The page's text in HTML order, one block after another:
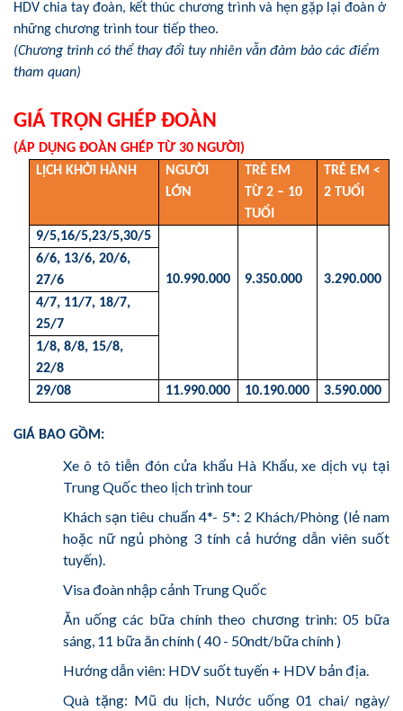
HDV chia tay đoàn, kết thúc chương trình và hẹn gặp lại đoàn ở
những chương trình tour tiếp theo.
(Chương trình có thể thay đổi tuy nhiên vẫn đảm bảo các điểm
tham quan)
GIÁ TRỌN GHÉP ĐOÀN
(ÁP DỤNG ĐOÀN GHÉP TỪ 30 NGƯỜI)
LỊCH KHỞI HÀNH
NGƯỜI
LỚN
TRẺ EM
TỪ 2 – 10
TUỔI
TRẺ EM <
2 TUỔI
9/5,16/5,23/5,30/5
10.990.000 9.350.000 3.290.000
6/6, 13/6, 20/6,
27/6
4/7, 11/7, 18/7,
25/7
1/8, 8/8, 15/8,
22/8
29/08
11.990.000 10.190.000 3.590.000
GIÁ BAO GỒM:
Xe ô tô tiễn đón cửa khẩu Hà Khẩu, xe dịch vụ tại
Trung Quốc theo lịch trình tour
Khách sạn tiêu chuẩn 4*- 5*: 2 Khách/Phòng (lẻ nam
hoặc nữ ngủ phòng 3 tính cả hướng dẫn viên suốt
tuyến).
Visa đoàn nhập cảnh Trung Quốc
Ăn uống các bữa chính theo chương trình: 05 bữa
sáng, 11 bữa ăn chính ( 40 - 50ndt/bữa chính )
Hướng dẫn viên: HDV suốt tuyến + HDV bản địa.
Quà tặng: Mũ du lịch, Nước uống 01 chai/ ngày/